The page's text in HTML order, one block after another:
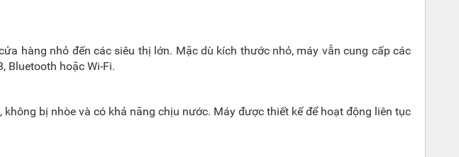
hàng nhỏ đến các siêu thị lớn. Mặc dù kích thước nhỏ, máy vẫn cung cấp các
Bluetooth hoặc Wi-Fi.
bị nhòe và có khả năng chịu nước. Máy được thiết kế để hoạt động liên tục